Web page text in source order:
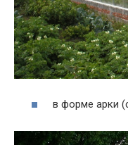
в форме арки